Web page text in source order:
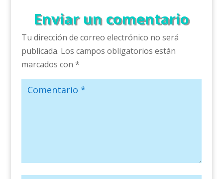
Enviar un comentario
Tu dirección de correo electrónico no será
publicada. Los campos obligatorios están
marcados con *